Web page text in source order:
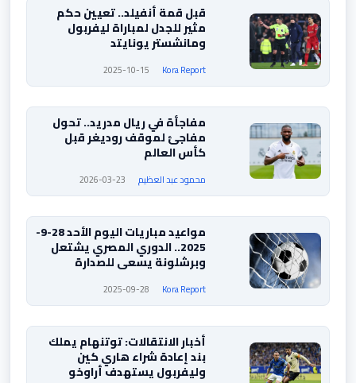
قبل قمة أنفيلد.. تعيين حكم
مثير للجدل لمباراة ليفربول
ومانشستر يونايتد
Kora Report
2025-10-15
مفاجأة في ريال مدريد.. تحول
مفاجئ لموقف روديغر قبل
كأس العالم
محمود عبد العظيم 2026-03-23
مواعيد مباريات اليوم الأحد 28-9-
2025.. الدوري المصري يشتعل
وبرشلونة يسعى للصدارة
Kora Report
2025-09-28
أخبار الانتقالات: توتنهام يملك
بند إعادة شراء هاري كين
وليفربول يستهدف أراوخو